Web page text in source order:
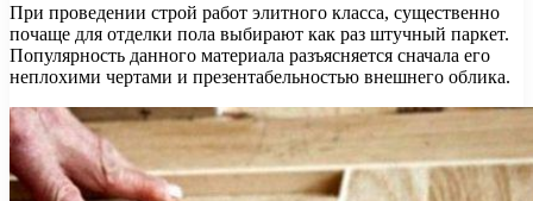
При проведении строй работ элитного класса, существенно
почаще для отделки пола выбирают как раз штучный паркет.
Популярность данного материала разъясняется сначала его
неплохими чертами и презентабельностью внешнего облика.